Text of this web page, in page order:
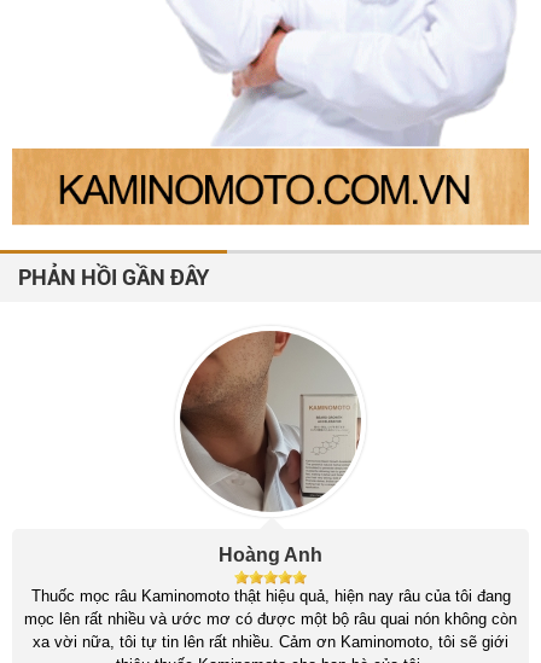
PHẢN HỒI GẦN ĐÂY
Hoàng Anh
Thuốc mọc râu Kaminomoto thật hiệu quả, hiện nay râu của tôi đang
mọc lên rất nhiều và ước mơ có được một bộ râu quai nón không còn
xa vời nữa, tôi tự tin lên rất nhiều. Cảm ơn Kaminomoto, tôi sẽ giới